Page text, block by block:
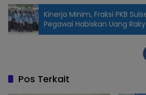
fraksi terhadap
Kinerja Minim, Fraksi PKB
Pegawai Habiskan Uang
Pos Terkait